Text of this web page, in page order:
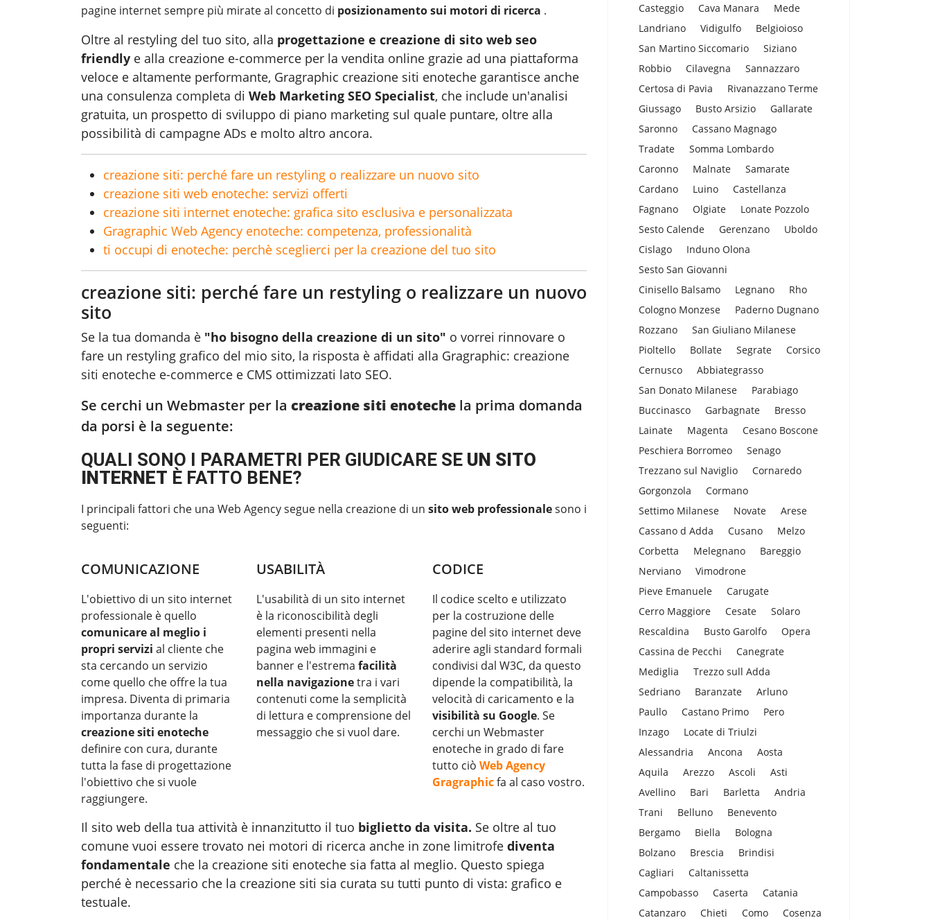
pagine internet sempre più mirate al concetto di posizionamento sui motori di ricerca .
Oltre al restyling del tuo sito, alla progettazione e creazione di sito web seo
friendly e alla creazione e-commerce per la vendita online grazie ad una piattaforma
veloce e altamente performante, Gragraphic creazione siti enoteche garantisce anche
una consulenza completa di Web Marketing SEO Specialist, che include un'analisi
gratuita, un prospetto di sviluppo di piano marketing sul quale puntare, oltre alla
possibilità di campagne ADs e molto altro ancora.
creazione siti: perché fare un restyling o realizzare un nuovo sito
creazione siti web enoteche: servizi offerti
creazione siti internet enoteche: grafica sito esclusiva e personalizzata
Gragraphic Web Agency enoteche: competenza, professionalità
ti occupi di enoteche: perchè sceglierci per la creazione del tuo sito
creazione siti: perché fare un restyling o realizzare un nuovo
sito
Se la tua domanda è "ho bisogno della creazione di un sito" o vorrei rinnovare o
fare un restyling grafico del mio sito, la risposta è affidati alla Gragraphic: creazione
siti enoteche e-commerce e CMS ottimizzati lato SEO.
Se cerchi un Webmaster per la creazione siti enoteche la prima domanda
da porsi è la seguente:
QUALI SONO I PARAMETRI PER GIUDICARE SE UN SITO
INTERNET È FATTO BENE?
I principali fattori che una Web Agency segue nella creazione di un sito web professionalesono i
seguenti:
COMUNICAZIONE
L'obiettivo di un sito internet
professionale è quello
comunicare al meglio i
propri servizi al cliente che
sta cercando un servizio
come quello che offre la tua
impresa. Diventa di primaria
importanza durante la
creazione siti enoteche
definire con cura, durante
tutta la fase di progettazione
l'obiettivo che si vuole
raggiungere.
USABILITÀ
L'usabilità di un sito internet
è la riconoscibilità degli
elementi presenti nella
pagina web immagini e
banner e l'estremafacilità
nella navigazionetra i vari
contenuti come la semplicità
di lettura e comprensione del
messaggio che si vuol dare.
CODICE
Il codice scelto e utilizzato
per la costruzione delle
pagine del sito internet deve
aderire agli standard formali
condivisi dal W3C, da questo
dipende la compatibilità, la
velocità di caricamento e la
visibilità su Google. Se
cerchi un Webmaster
enoteche in grado di fare
tutto ciò Web Agency
Gragraphicfa al caso vostro.
Il sito web della tua attività è innanzitutto il tuo biglietto da visita. Se oltre al tuo
comune vuoi essere trovato nei motori di ricerca anche in zone limitrofe diventa
fondamentale che la creazione siti enoteche sia fatta al meglio. Questo spiega
perché è necessario che la creazione siti sia curata su tutti punto di vista: grafico e
testuale.
Casteggio
Cava Manara
Mede
Landriano
Vidigulfo
Belgioioso
San Martino Siccomario
Siziano
Robbio
Cilavegna
Sannazzaro
Certosa di Pavia
Rivanazzano Terme
Giussago
Busto Arsizio
Gallarate
Saronno
Cassano Magnago
Tradate
Somma Lombardo
Caronno
Malnate
Samarate
Cardano
Luino
Castellanza
Fagnano
Olgiate
Lonate Pozzolo
Sesto Calende
Gerenzano
Uboldo
Cislago
Induno Olona
Sesto San Giovanni
Cinisello Balsamo
Legnano
Rho
Cologno Monzese
Paderno Dugnano
Rozzano
San Giuliano Milanese
Pioltello
Bollate Segrate
Corsico
Cernusco
Abbiategrasso
San Donato Milanese
Parabiago
Buccinasco
Garbagnate
Bresso
Lainate
Magenta
Cesano Boscone
Peschiera Borromeo
Senago
Trezzano sul Naviglio
Cornaredo
Gorgonzola
Cormano
Settimo Milanese
Novate
Arese
Cassano d Adda
Cusano
Melzo
Corbetta
Melegnano
Bareggio
Nerviano
Vimodrone
Pieve Emanuele
Carugate
Cerro Maggiore
Cesate
Solaro
Rescaldina
Busto Garolfo
Opera
Cassina de Pecchi
Canegrate
Mediglia
Trezzo sull Adda
Sedriano
Baranzate
Arluno
Paullo
Castano Primo
Pero
Inzago
Locate di Triulzi
Alessandria
Ancona
Aosta
Aquila
Arezzo Ascoli
Asti
Avellino
Bari Barletta
Andria
Trani
Belluno
Benevento
Bergamo
Biella
Bologna
Bolzano
Brescia
Brindisi
Cagliari
Caltanissetta
Campobasso
Caserta
Catania
Catanzaro
Chieti Como
Cosenza